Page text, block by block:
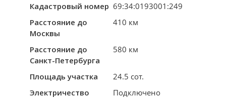
Кадастровый номер 69:34:0193001:249
Расстояние до
Москвы
410 км
Расстояние до
Санкт-Петербурга
580 км
Площадь участка
24.5 сот.
Электричество
Подключено